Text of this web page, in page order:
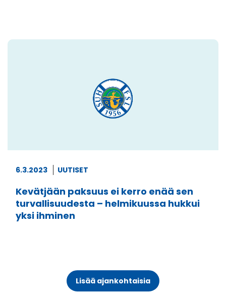
6.3.2023 UUTISET
Kevätjään paksuus ei kerro enää sen
turvallisuudesta – helmikuussa hukkui
yksi ihminen
Lisää ajankohtaisia